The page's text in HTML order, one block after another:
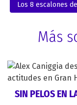
Los 8 escalones
Más
SIN PELOS EN